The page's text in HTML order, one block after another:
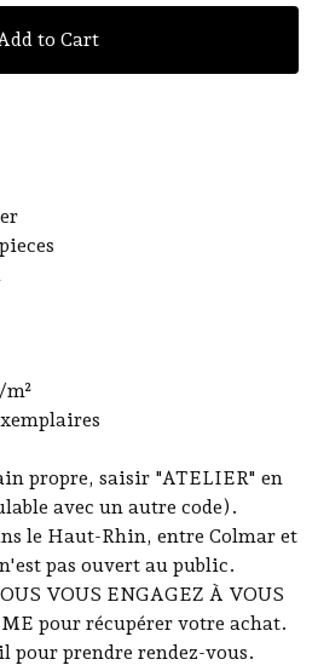
to Cart
propre, saisir "ATELIER" en
avec un autre code).
le Haut-Rhin, entre Colmar et
pas ouvert au public.
VOUS ENGAGEZ À VOUS
pour récupérer votre achat.
pour prendre rendez-vous.